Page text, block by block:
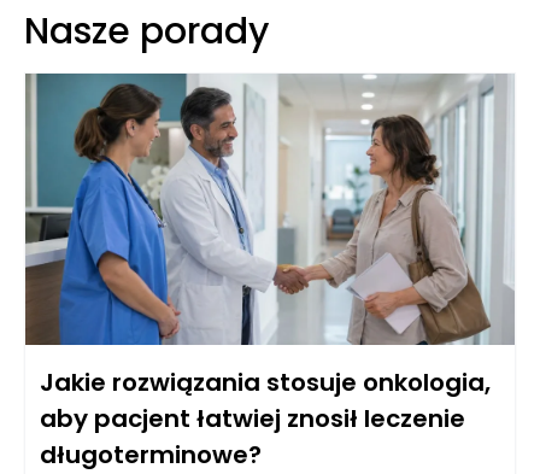
Nasze porady
Jakie rozwiązania stosuje onkologia,
aby pacjent łatwiej znosił leczenie
długoterminowe?